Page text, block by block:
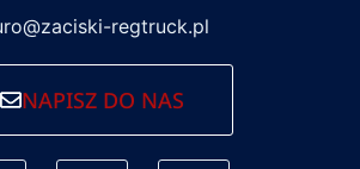
regtruck.pl
NAPISZ DO NAS